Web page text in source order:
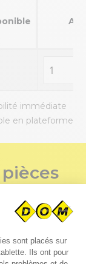
immédiate
en plateforme
pour un